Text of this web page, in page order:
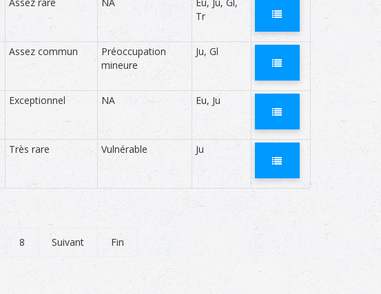
Tr
Assez commun
Préoccupation
mineure
Ju, Gl
Exceptionnel NA Eu, Ju
Très rare Vulnérable Ju
8 Suivant Fin